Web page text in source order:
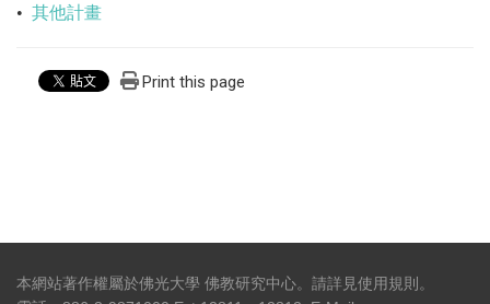
• 其他計畫
Print this page
本網站著作權屬於佛光大學 佛教研究中心。請詳見使用規則 。